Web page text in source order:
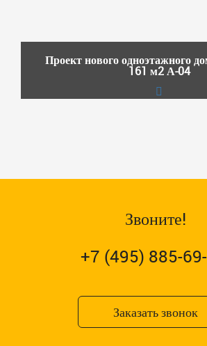
Проект нового одноэтажного
161 м2 А-04
Звоните!
+7 (495) 885-
Заказать звонок